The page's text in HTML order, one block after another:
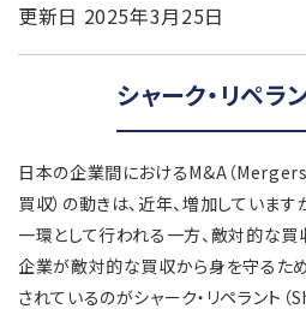
更新日 2025年3月25日
シャーク・リペラ
日本の企業間におけるM&A（
買収）の動きは、近年、増加していま
一環として行われる一方、敵対的な買
企業が敵対的な買収から身を守るた
されているのがシャーク・リペラント